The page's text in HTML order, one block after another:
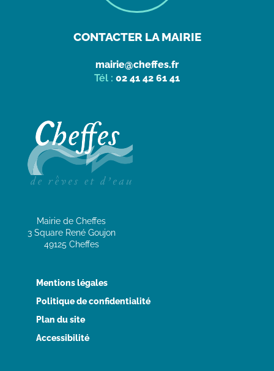
CONTACTER LA MAIRIE
mairie@cheffes.fr
Tél : 02 41 42 61 41
Mairie de Cheffes
3 Square René Goujon
49125 Cheffes
Mentions légales
Politique de confidentialité
Plan du site
Accessibilité